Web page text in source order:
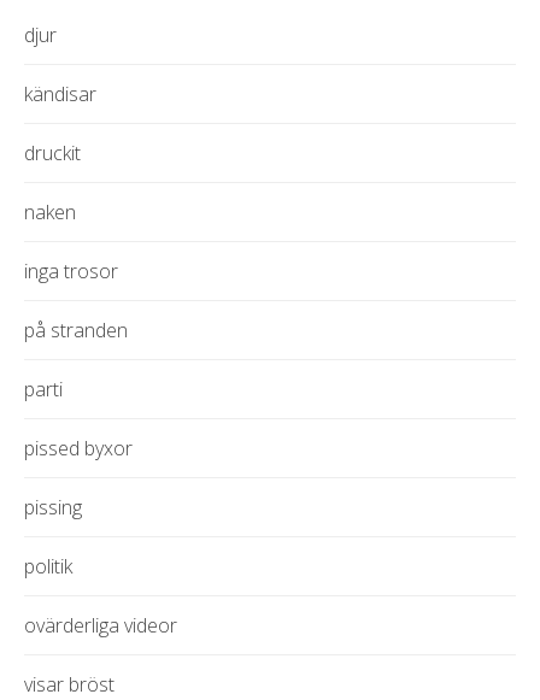
djur
kändisar
druckit
naken
inga trosor
på stranden
parti
pissed byxor
pissing
politik
ovärderliga videor
visar bröst